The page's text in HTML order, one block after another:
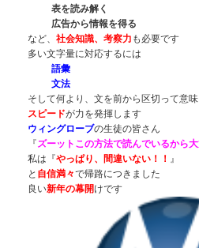
表を読み解く
広告から情報を得る
など、 社会知識、考察力 も必要です
多い文字量に対応するには
語彙
文法
そして何より、文を前から区切って意
スピードが力を発揮します
ウィングローブの生徒の皆さん
『ズーットこの方法で読んでいるから
私は『やっぱり、間違いない！！ 』
と 自信満々で帰路につきました
良い新年の幕開けです